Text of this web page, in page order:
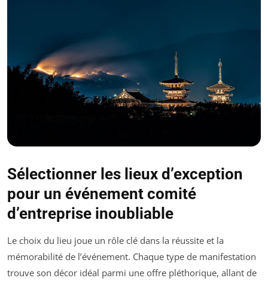
Sélectionner les lieux d’exception
pour un événement comité
d’entreprise inoubliable
Le choix du lieu joue un rôle clé dans la réussite et la
mémorabilité de l’événement. Chaque type de manifestation
trouve son décor idéal parmi une offre pléthorique, allant de